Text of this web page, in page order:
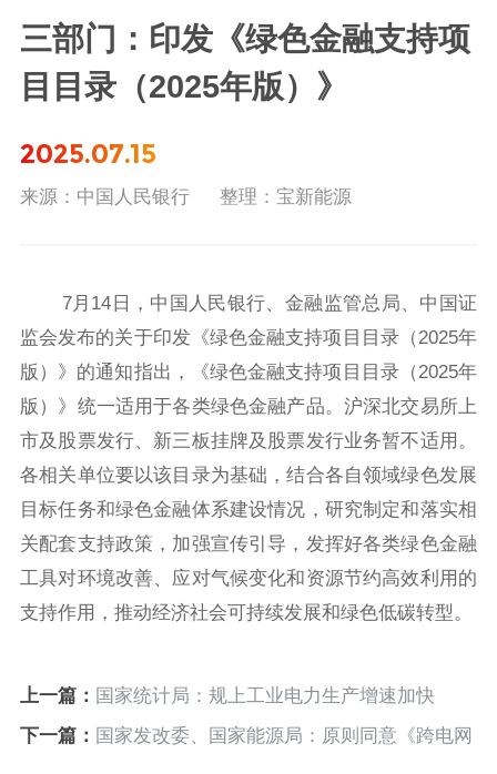
三部门：印发《绿色金融支持项
目目录（2025年版）》
2025.07.15
来源：中国人民银行 整理：宝新能源
7月14日，中国人民银行、金融监管总局、中国证
监会发布的关于印发《绿色金融支持项目目录（2025年
版）》的通知指出，《绿色金融支持项目目录（2025年
版）》统一适用于各类绿色金融产品。沪深北交易所上
市及股票发行、新三板挂牌及股票发行业务暂不适用。
各相关单位要以该目录为基础，结合各自领域绿色发展
目标任务和绿色金融体系建设情况，研究制定和落实相
关配套支持政策，加强宣传引导，发挥好各类绿色金融
工具对环境改善、应对气候变化和资源节约高效利用的
支持作用，推动经济社会可持续发展和绿色低碳转型。
上一篇： 国家统计局：规上工业电力生产增速加快
下一篇： 国家发改委、国家能源局：原则同意《跨电网